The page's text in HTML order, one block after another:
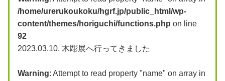
/home/urerukoukoku/hgrf.jp/public_html/wp-
content/themes/horiguchi/functions.php on line
92
2023.03.10. 木彫展へ行ってきました
Warning: Attempt to read property "name" on array in